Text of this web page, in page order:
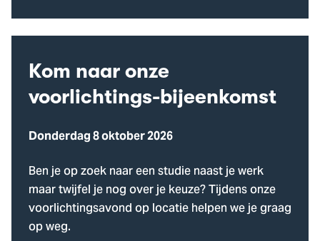
Kom naar onze
voorlichtings-bijeenkomst
Donderdag 8 oktober 2026
Ben je op zoek naar een studie naast je werk
maar twijfel je nog over je keuze? Tijdens onze
voorlichtingsavond op locatie helpen we je graag
op weg.